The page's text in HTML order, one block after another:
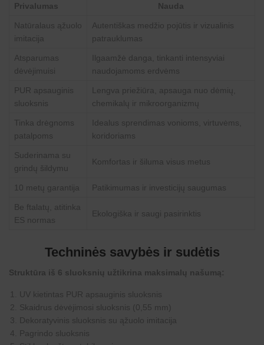
Privalumas Nauda
Natūralaus ąžuolo
imitacija
Autentiškas medžio pojūtis ir vizualinis
patrauklumas
Atsparumas
dėvėjimuisi
Ilgaamžė danga, tinkanti intensyviai
naudojamoms erdvėms
PUR apsauginis
sluoksnis
Lengva priežiūra, apsauga nuo dėmių,
chemikalų ir mikroorganizmų
Tinka drėgnoms
patalpoms
Idealus sprendimas vonioms, virtuvėms,
koridoriams
Suderinama su
grindų šildymu
Komfortas ir šiluma visus metus
10 metų garantija Patikimumas ir investicijų saugumas
Be ftalatų, atitinka
ES normas
Ekologiška ir saugi pasirinktis
Techninės savybės ir sudėtis
Struktūra iš 6 sluoksnių užtikrina maksimalų našumą:
UV kietintas PUR apsauginis sluoksnis
Skaidrus dėvėjimosi sluoksnis (0,55 mm)
Dekoratyvinis sluoksnis su ąžuolo imitacija
Pagrindo sluoksnis